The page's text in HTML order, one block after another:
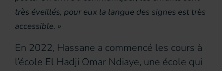
très éveillés, pour eux la langue des signes est très
accessible. »
En 2022, Hassane a commencé les cours à
l’école El Hadji Omar Ndiaye, une école qui